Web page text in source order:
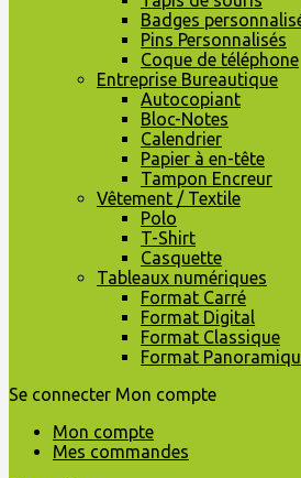
Badges
Pins Personnalisés
Coque de téléphone
Entreprise Bureautique
Autocopiant
Bloc-Notes
Calendrier
Papier à en-tête
Tampon Encreur
Vêtement / Textile
Polo
T-Shirt
Casquette
Tableaux numériques
Format Carré
Format Digital
Format Classique
Format
Se connecter Mon compte
Mon compte
Mes commandes